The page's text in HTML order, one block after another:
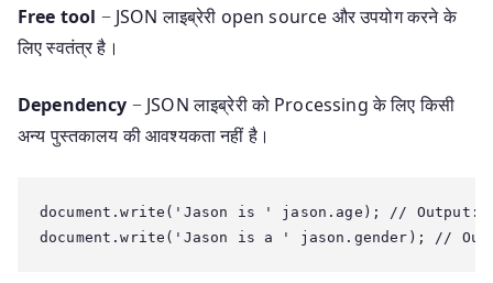
Free tool − JSON लाइब्रेरी open source और उपयोग करने के
लिए स्वतंत्र है।
Dependency − JSON लाइब्रेरी को Processing के लिए किसी
अन्य पुस्तकालय की आवश्यकता नहीं है।
document.write('Jason is ' jason.age); // Output: